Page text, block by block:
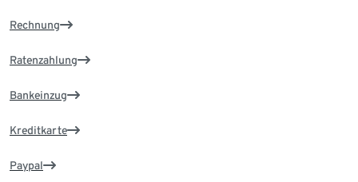
Rechnung
Ratenzahlung
Bankeinzug
Kreditkarte
Paypal